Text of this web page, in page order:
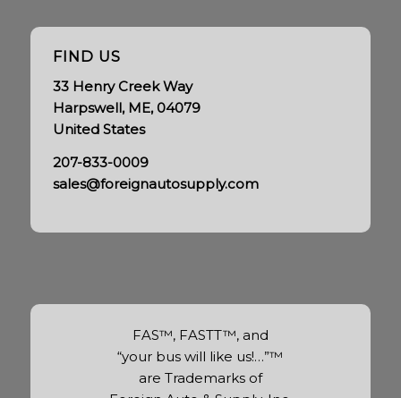
FIND US
33 Henry Creek Way
Harpswell, ME, 04079
United States
207-833-0009
sales@foreignautosupply.com
FAS™, FASTT™, and
“your bus will like us!…”™
are Trademarks of